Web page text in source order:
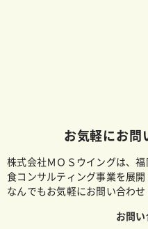
お気軽にお問
株式会社ＭＯＳウイングは、
食コンサルティング事業を展
なんでもお気軽にお問い合わせ
お問